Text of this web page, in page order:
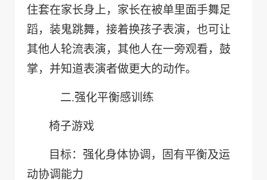
住套在家长身上，家长在被单里面手舞足
蹈，装鬼跳舞，接着换孩子表演，也可让
其他人轮流表演，其他人在一旁观看，鼓
掌，并知道表演者做更大的动作。
二.强化平衡感训练
椅子游戏
目标：强化身体协调，固有平衡及运
动协调能力